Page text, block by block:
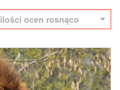
ilości ocen rosnąco